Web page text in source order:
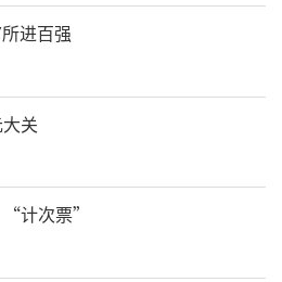
“马头琴知识分享”环
场讲解马头琴的历史渊
的独特魅力。通过“演
使师生们对民族音乐文化
进百强
关
计次票”